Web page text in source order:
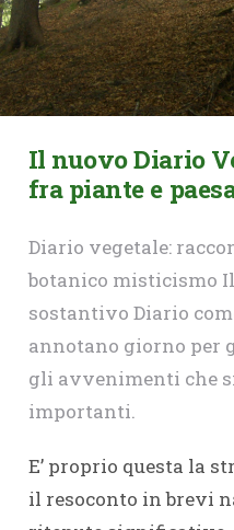
Il nuovo Diario
fra piante e
Diario vegetale:
botanico misticismo
sostantivo Diario
annotano giorno per
gli avvenimenti che
importanti.
E’ proprio questa la
il resoconto in brevi